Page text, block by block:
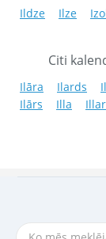
Ildze Ilze
Citi
Ilāra Ilards
Ilārs
Illa